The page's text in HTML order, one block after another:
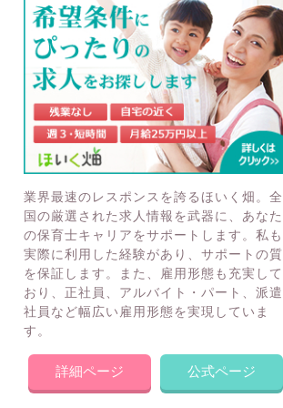
業界最速のレスポンスを誇るほいく畑。全
国の厳選された求人情報を武器に、あなた
の保育士キャリアをサポートします。私も
実際に利用した経験があり、サポートの質
を保証します。また、雇用形態も充実して
おり、正社員、アルバイト・パート、派遣
社員など幅広い雇用形態を実現していま
す。
詳細ページ 公式ページ